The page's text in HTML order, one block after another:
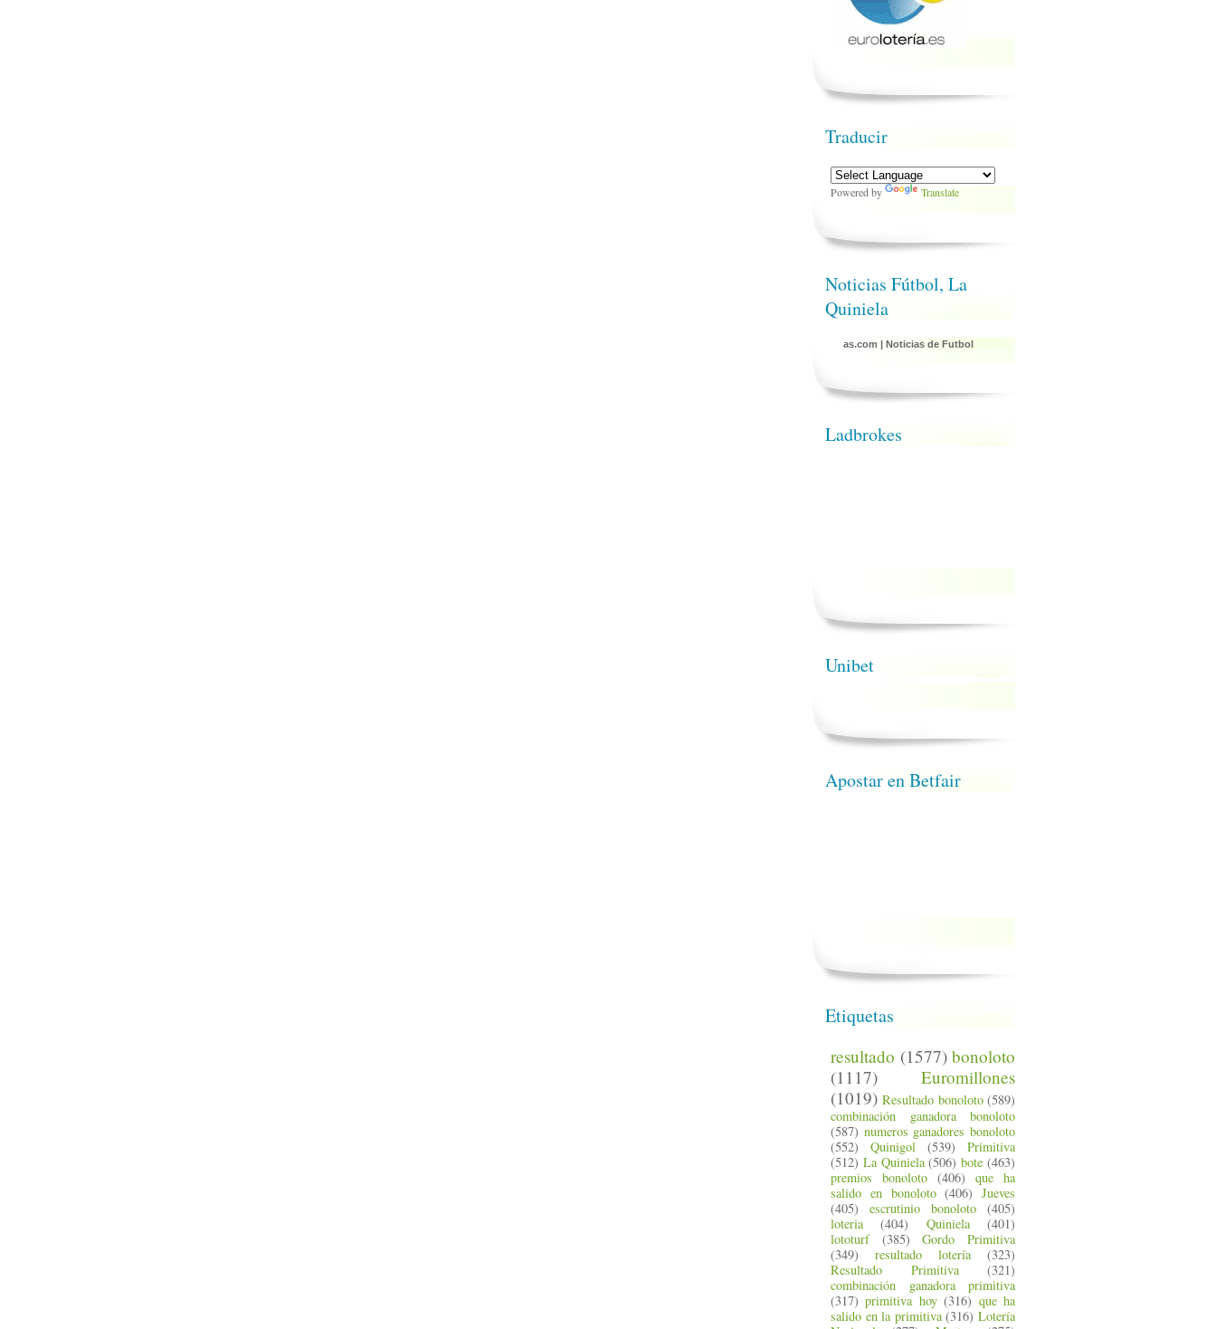
Traducir
Powered by Translate
Noticias Fútbol, La
Quiniela
as.com | Noticias de Futbol
Ladbrokes
Unibet
Apostar en Betfair
Etiquetas
resultado (1577) bonoloto
(1117)
Euromillones
(1019) Resultado bonoloto (589)
combinación ganadora bonoloto
(587) numeros ganadores bonoloto
(552)
Quinigol (539)
Primitiva
(512) La Quiniela (506) bote (463)
premios bonoloto (406)
que ha
salido en bonoloto (406) Jueves
(405)
escrutinio bonoloto
(405)
loteria
(404) Quiniela
(401)
lototurf
(385)
Gordo Primitiva
(349)
resultado lotería
(323)
Resultado Primitiva
(321)
combinación ganadora primitiva
(317) primitiva hoy (316) que ha
salido en la primitiva (316) Lotería